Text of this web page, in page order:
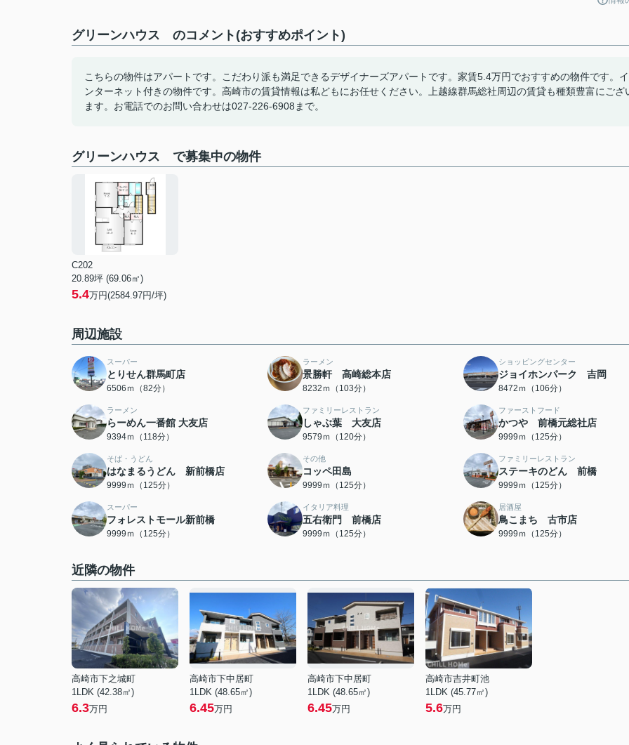
グリーンハウス のコメント(おすすめポイント)
こちらの物件はアパートです。こだわり派も満足できるデザイナーズアパートです。家賃5.4万円でおすすめの物件です。イ
ンターネット付きの物件です。高崎市の賃貸情報は私どもにお任せください。上越線群馬総社周辺の賃貸も種類豊富にござ
ます。お電話でのお問い合わせは027-226-6908まで。
グリーンハウス で募集中の物件
C202
20.89坪 (69.06㎡)
5.4万円(2584.97円/坪)
周辺施設
スーパー
とりせん群馬町店
6506ｍ（82分）
ラーメン
景勝軒 高崎総本店
8232ｍ（103分）
ショッピングセンター
ジョイホンパーク 吉岡
8472ｍ（106分）
ラーメン
らーめん一番館 大友店
9394ｍ（118分）
ファミリーレストラン
しゃぶ葉 大友店
9579ｍ（120分）
ファーストフード
かつや 前橋元総社店
9999ｍ（125分）
そば・うどん
はなまるうどん 新前橋店
9999ｍ（125分）
その他
コッペ田島
9999ｍ（125分）
ファミリーレストラン
ステーキのどん 前橋
9999ｍ（125分）
スーパー
フォレストモール新前橋
9999ｍ（125分）
イタリア料理
五右衛門 前橋店
9999ｍ（125分）
居酒屋
鳥こまち 古市店
9999ｍ（125分）
近隣の物件
高崎市下之城町
1LDK (42.38㎡)
6.3万円
高崎市下中居町
1LDK (48.65㎡)
6.45万円
高崎市下中居町
1LDK (48.65㎡)
6.45万円
高崎市吉井町池
1LDK (45.77㎡)
5.6万円